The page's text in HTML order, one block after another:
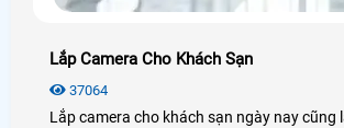
Lắp Camera Cho Khách Sạn
37064
Lắp camera cho khách sạn ngày nay cũng